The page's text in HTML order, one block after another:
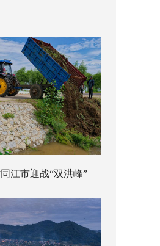
江市迎战“双洪峰”